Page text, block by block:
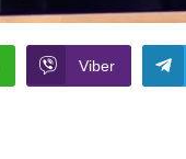
Viber